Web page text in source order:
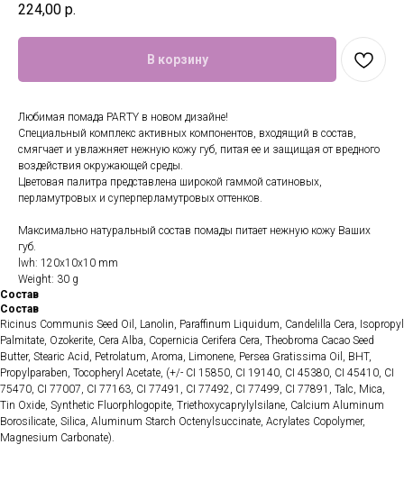
224,00 р.
В корзину
Любимая помада PARTY в новом дизайне!
Специальный комплекс активных компонентов, входящий в состав,
смягчает и увлажняет нежную кожу губ, питая ее и защищая от вредного
воздействия окружающей среды.
Цветовая палитра представлена широкой гаммой сатиновых,
перламутровых и суперперламутровых оттенков.
Максимально натуральный состав помады питает нежную кожу Ваших
губ.
lwh: 120x10x10 mm
Weight: 30 g
Состав
Состав
Ricinus Communis Seed Oil, Lanolin, Paraffinum Liquidum, Candelilla Cera, Isopropyl
Palmitate, Ozokerite, Cera Alba, Copernicia Cerifera Cera, Theobroma Cacao Seed
Butter, Stearic Acid, Petrolatum, Aroma, Limonene, Persea Gratissima Oil, BHT,
Propylparaben, Tocopheryl Acetate, (+/- CI 15850, CI 19140, CI 45380, CI 45410, CI
75470, CI 77007, CI 77163, CI 77491, CI 77492, CI 77499, CI 77891, Talc, Mica,
Tin Оxide, Synthetic Fluorphlogopite, Triethoxycaprylylsilane, Calcium Aluminum
Borosilicate, Silica, Aluminum Starch Octenylsuccinate, Acrylates Copolymer,
Magnesium Carbonate).